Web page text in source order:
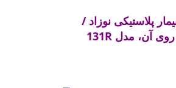
پلاستیکی نوزاد /
روی آن، مدل
131R